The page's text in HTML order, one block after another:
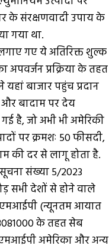
के संरक्षणवादी उपाय के
गया था.
गए ये अतिरिक्त शुल्क
प्रक्रिया के तहत
बाजार पहुंच प्रदान
बादाम पर देय
है, जो अभी भी अमेरिकी
पर क्रमशः 50 फीसदी,
की दर से लागू होता है.
संख्या 5/2023
सभी देशों से होने वाले
एमआईपी (न्यूनतम आयात
के तहत सेब
अमेरिका और अन्य